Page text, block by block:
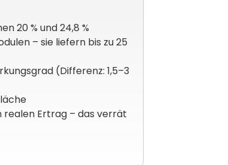
20 % und 24,8 %
– sie liefern bis zu 25
(Differenz: 1,5–3
Ertrag – das verrät